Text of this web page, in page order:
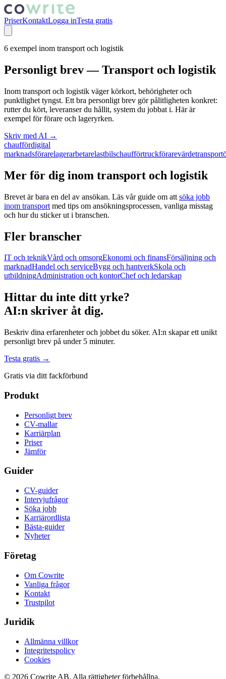
PriserKontaktLogga inTesta gratis
6 exempel inom transport och logistik
Personligt brev —Transport och logistik
Inom transport och logistik väger körkort, behörigheter och
punktlighet tyngst. Ett bra personligt brev gör pålitligheten konkret:
rutter du kört, leveranser du hållit, system du jobbat i. Här är
exempel för förare och lageryrken.
Skriv med AI →
chauffördigital
marknadsförarelagerarbetarelastbilschaufförtruckförare
Mer för dig inom transport och logistik
Brevet är bara en del av ansökan. Läs vår guide om att söka jobb
inom transport med tips om ansökningsprocessen, vanliga misstag
och hur du sticker ut i branschen.
Fler branscher
IT och teknikVård och omsorgEkonomi och finansFörsäljning och
marknadHandel och serviceBygg och hantverkSkola och
utbildningAdministration och kontorChef och ledarskap
Hittar du inte ditt yrke?
AI:n skriver åt dig.
Beskriv dina erfarenheter och jobbet du söker. AI:n skapar ett unikt
personligt brev på under 5 minuter.
Testa gratis →
Gratis via ditt fackförbund
Produkt
Personligt brev
CV-mallar
Karriärplan
Priser
Jämför
Guider
CV-guider
Intervjufrågor
Söka jobb
Karriärordlista
Bästa-guider
Nyheter
Företag
Om Cowrite
Vanliga frågor
Kontakt
Trustpilot
Juridik
Allmänna villkor
Integritetspolicy
Cookies
© 2026 Cowrite AB. Alla rättigheter förbehållna.